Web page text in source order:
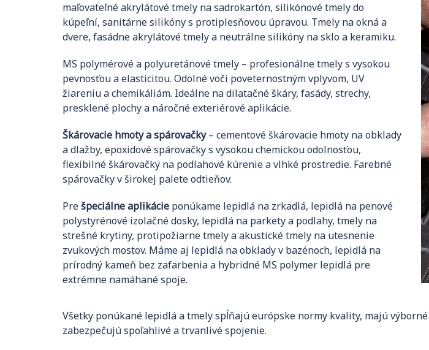
maľovateľné akrylátové tmely na sadrokartón, silikónové tmely do
kúpeľní, sanitárne silikóny s protiplesňovou úpravou. Tmely na okná a
dvere, fasádne akrylátové tmely a neutrálne silikóny na sklo a keramiku.
MS polymérové a polyuretánové tmely – profesionálne tmely s vysokou
pevnosťou a elasticitou. Odolné voči poveternostným vplyvom, UV
žiareniu a chemikáliám. Ideálne na dilatačné škáry, fasády, strechy,
presklené plochy a náročné exteriérové aplikácie.
Škárovacie hmoty a spárovačky– cementové škárovacie hmoty na obklady
a dlažby, epoxidové spárovačky s vysokou chemickou odolnosťou,
flexibilné škárovačky na podlahové kúrenie a vlhké prostredie. Farebné
spárovačky v širokej palete odtieňov.
Prešpeciálne aplikácie ponúkame lepidlá na zrkadlá, lepidlá na penové
polystyrénové izolačné dosky, lepidlá na parkety a podlahy, tmely na
strešné krytiny, protipožiarne tmely a akustické tmely na utesnenie
zvukových mostov. Máme aj lepidlá na obklady v bazénoch, lepidlá na
prírodný kameň bez zafarbenia a hybridné MS polymer lepidlá pre
extrémne namáhané spoje.
Všetky ponúkané lepidlá a tmely spĺňajú európske normy kvality, majú
zabezpečujú spoľahlivé a trvanlivé spojenie.